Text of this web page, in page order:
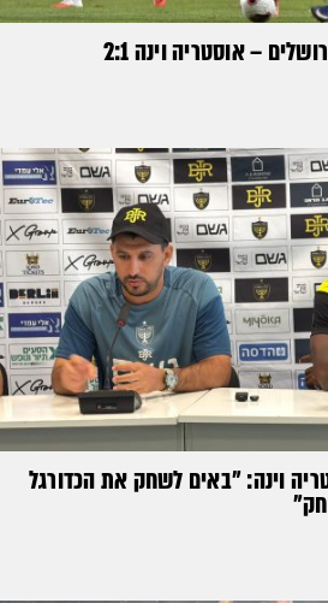
– אוסטריה וינה 2:1
וינה: ״באים לשחק את הכדורגל